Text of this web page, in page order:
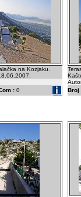
na Kozjaku.
:0
Broj